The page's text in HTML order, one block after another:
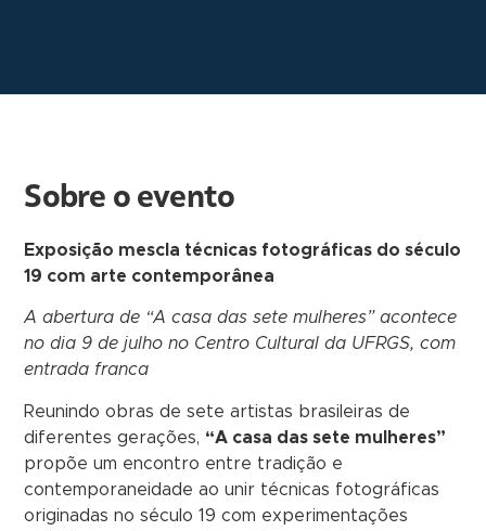
Sobre o evento
Exposição mescla técnicas fotográficas do século
19 com arte contemporânea
A abertura de “A casa das sete mulheres” acontece
no dia 9 de julho no Centro Cultural da UFRGS, com
entrada franca
Reunindo obras de sete artistas brasileiras de
diferentes gerações, “A casa das sete mulheres”
propõe um encontro entre tradição e
contemporaneidade ao unir técnicas fotográficas
originadas no século 19 com experimentações